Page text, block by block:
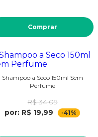
Comprar
Shampoo a Seco 150ml Sem
Perfume
R$ 34,09
por: R$ 19,99
-41%